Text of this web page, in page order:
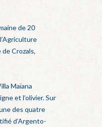
de 20
Crozals,
Maïana
et l’olivier. Sur
des quatre
d’Argento-